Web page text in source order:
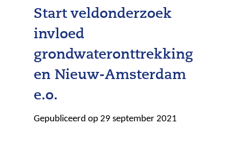
n
Start veldonderzoek
invloed
grondwateronttrekking
en Nieuw-Amsterdam
e.o.
Gepubliceerd op 29 september 2021